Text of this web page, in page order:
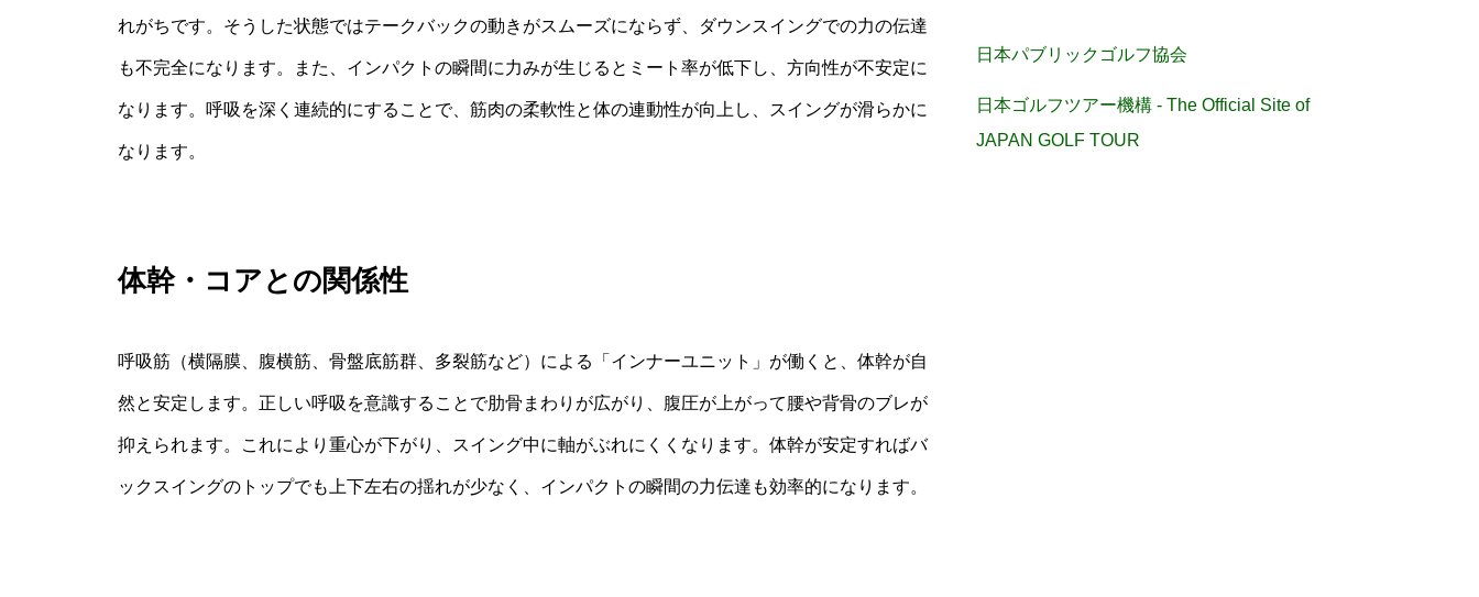
れがちです。そうした状態ではテークバックの動きがスムーズにならず、ダウンスイングでの力の伝達
も不完全になります。また、インパクトの瞬間に力みが生じるとミート率が低下し、方向性が不安定に
なります。呼吸を深く連続的にすることで、筋肉の柔軟性と体の連動性が向上し、スイングが滑らかに
なります。
体幹・コアとの関係性
呼吸筋（横隔膜、腹横筋、骨盤底筋群、多裂筋など）による「インナーユニット」が働くと、体幹が自
然と安定します。正しい呼吸を意識することで肋骨まわりが広がり、腹圧が上がって腰や背骨のブレが
抑えられます。これにより重心が下がり、スイング中に軸がぶれにくくなります。体幹が安定すればバ
ックスイングのトップでも上下左右の揺れが少なく、インパクトの瞬間の力伝達も効率的になります。
日本パブリックゴルフ協会
日本ゴルフツアー機構 - The Official Site of
JAPAN GOLF TOUR